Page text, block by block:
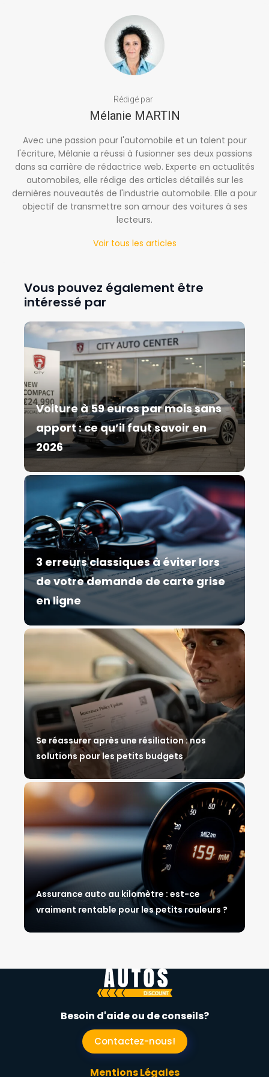
Rédigé par
Mélanie MARTIN
Avec une passion pour l'automobile et un talent pour
l'écriture, Mélanie a réussi à fusionner ses deux passions
dans sa carrière de rédactrice web. Experte en actualités
automobiles, elle rédige des articles détaillés sur les
dernières nouveautés de l'industrie automobile. Elle a pour
objectif de transmettre son amour des voitures à ses
lecteurs.
Voir tous les articles
Vous pouvez également être
intéressé par
Voiture à 59 euros par mois sans
apport : ce qu’il faut savoir en
2026
Se réassurer après une résiliation : nos
solutions pour les petits budgets
Assurance auto au kilomètre : est-ce
vraiment rentable pour les petits rouleurs ?
3 erreurs classiques à éviter lors
de votre demande de carte grise
en ligne
Besoin d'aide ou de conseils?
Contactez-nous!
Mentions Légales